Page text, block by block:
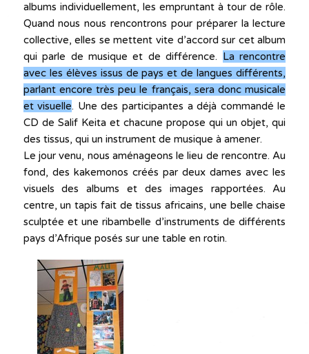
albums individuellement, les empruntant à tour de rôle.
Quand nous nous rencontrons pour préparer la lecture
collective, elles se mettent vite d’accord sur cet album
qui parle de musique et de différence. La rencontre
avec les élèves issus de pays et de langues différents,
parlant encore très peu le français, sera donc musicale
et visuelle. Une des participantes a déjà commandé le
CD de Salif Keita et chacune propose qui un objet, qui
des tissus, qui un instrument de musique à amener.
Le jour venu, nous aménageons le lieu de rencontre. Au
fond, des kakemonos créés par deux dames avec les
visuels des albums et des images rapportées. Au
centre, un tapis fait de tissus africains, une belle chaise
sculptée et une ribambelle d’instruments de différents
pays d’Afrique posés sur une table en rotin.